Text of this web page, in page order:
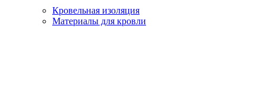
Кровельная изоляция
Материалы для кровли